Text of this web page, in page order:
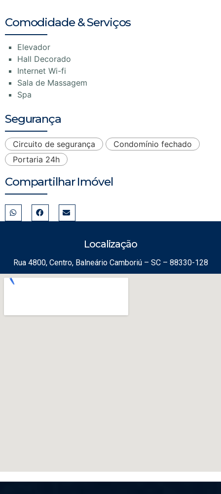
Comodidade & Serviços
Elevador
Hall Decorado
Internet Wi-fi
Sala de Massagem
Spa
Segurança
Circuito de segurança
Condomínio fechado
Portaria 24h
Compartilhar Imóvel
Localização
Rua 4800, Centro, Balneário Camboriú – SC – 88330-128